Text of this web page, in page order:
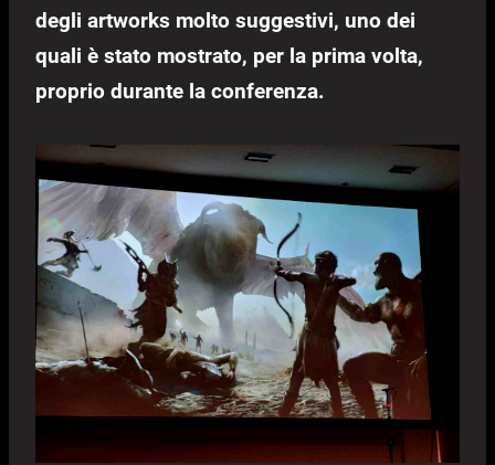
degli artworks molto suggestivi, uno dei
quali è stato mostrato, per la prima volta,
proprio durante la conferenza.